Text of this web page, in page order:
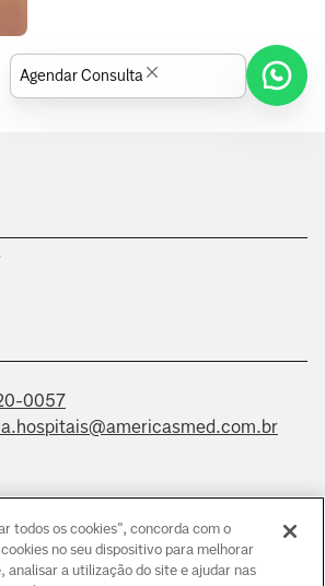
0057
Agendar Consulta
todos os cookies", concorda com o
no seu dispositivo para melhorar
analisar a utilização do site e ajudar nas